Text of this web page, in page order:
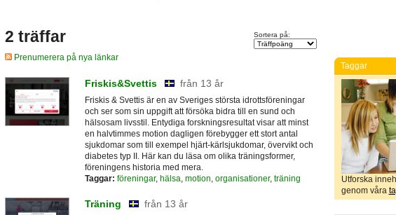
2 träffar Sortera på:
Prenumerera på nya länkar
Friskis&Svettis från 13 år
Friskis & Svettis är en av Sveriges största idrottsföreningar
och ser som sin uppgift att försöka bidra till en sund och
hälsosam livsstil. Entydiga forskningsresultat visar att minst
en halvtimmes motion dagligen förebygger ett stort antal
sjukdomar som till exempel hjärt-kärlsjukdomar, övervikt och
diabetes typ II. Här kan du läsa om olika träningsformer,
föreningens historia med mera.
Taggar: föreningar, hälsa motion organisationer, träning
Träning från 13 år
Taggar
Utforska
genom våra